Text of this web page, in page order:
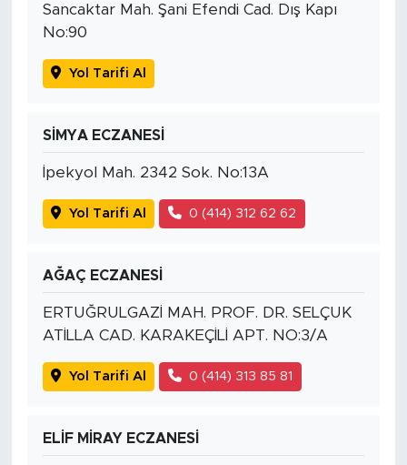
Sancaktar Mah. Şani Efendi Cad. Dış Kapı
No:90
Yol Tarifi Al
SİMYA ECZANESİ
İpekyol Mah. 2342 Sok. No:13A
Yol Tarifi Al 0 (414) 312 62 62
AĞAÇ ECZANESİ
ERTUĞRULGAZİ MAH. PROF. DR. SELÇUK
ATİLLA CAD. KARAKEÇİLİ APT. NO:3/A
Yol Tarifi Al 0 (414) 313 85 81
ELİF MİRAY ECZANESİ